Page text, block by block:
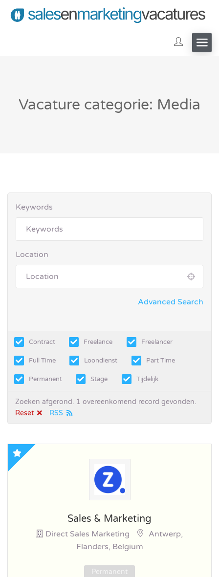
Vacature categorie: Media
Keywords
Location
Advanced Search
Contract Freelance Freelancer
Full Time Loondienst Part Time
Permanent Stage Tijdelijk
Zoeken afgerond. 1 overeenkomend record gevonden.
Reset
RSS
Sales & Marketing
Direct Sales Marketing
Antwerp,
Flanders, Belgium
Permanent